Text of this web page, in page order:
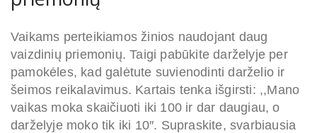
Vaikams perteikiamos žinios naudojant daug
vaizdinių priemonių. Taigi pabūkite darželyje per
pamokėles, kad galėtute suvienodinti darželio ir
šeimos reikalavimus. Kartais tenka išgirsti: ,,Mano
vaikas moka skaičiuoti iki 100 ir dar daugiau, o
darželyje moko tik iki 10″. Supraskite, svarbiausia